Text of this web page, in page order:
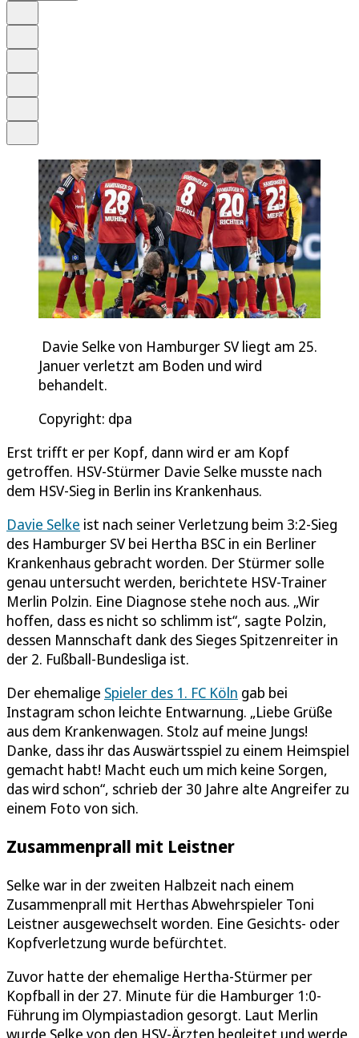
Davie Selke von Hamburger SV liegt am 25.
Januer verletzt am Boden und wird
behandelt.
Copyright: dpa
Erst trifft er per Kopf, dann wird er am Kopf
getroffen. HSV-Stürmer Davie Selke musste nach
dem HSV-Sieg in Berlin ins Krankenhaus.
Davie Selke ist nach seiner Verletzung beim 3:2-Sieg
des Hamburger SV bei Hertha BSC in ein Berliner
Krankenhaus gebracht worden. Der Stürmer solle
genau untersucht werden, berichtete HSV-Trainer
Merlin Polzin. Eine Diagnose stehe noch aus. „Wir
hoffen, dass es nicht so schlimm ist“, sagte Polzin,
dessen Mannschaft dank des Sieges Spitzenreiter in
der 2. Fußball-Bundesliga ist.
Der ehemalige Spieler des 1. FC Köln gab bei
Instagram schon leichte Entwarnung. „Liebe Grüße
aus dem Krankenwagen. Stolz auf meine Jungs!
Danke, dass ihr das Auswärtsspiel zu einem Heimspiel
gemacht habt! Macht euch um mich keine Sorgen,
das wird schon“, schrieb der 30 Jahre alte Angreifer zu
einem Foto von sich.
Zusammenprall mit Leistner
Selke war in der zweiten Halbzeit nach einem
Zusammenprall mit Herthas Abwehrspieler Toni
Leistner ausgewechselt worden. Eine Gesichts- oder
Kopfverletzung wurde befürchtet.
Zuvor hatte der ehemalige Hertha-Stürmer per
Kopfball in der 27. Minute für die Hamburger 1:0-
Führung im Olympiastadion gesorgt. Laut Merlin
wurde Selke von den HSV-Ärzten begleitet und werde